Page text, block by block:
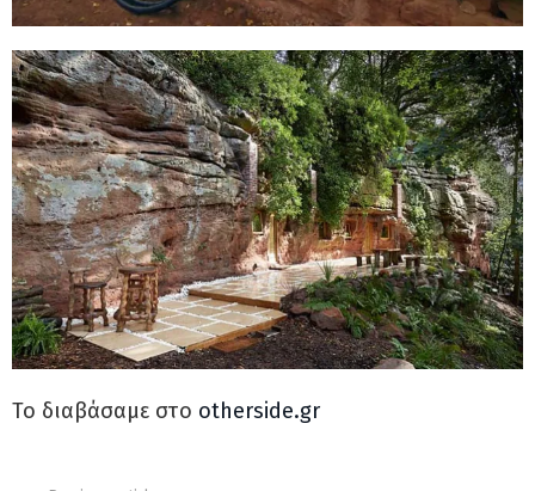
Το διαβάσαμε στο otherside.gr